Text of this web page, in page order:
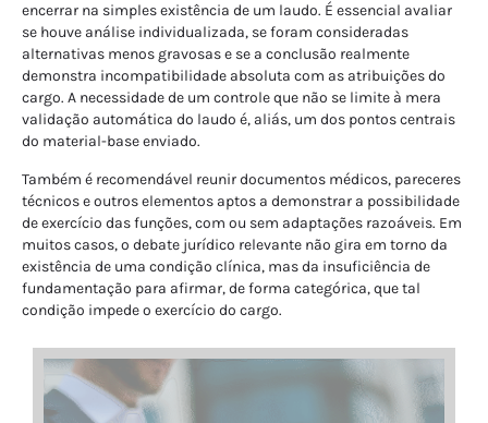
encerrar na simples existência de um laudo. É essencial avaliar
se houve análise individualizada, se foram consideradas
alternativas menos gravosas e se a conclusão realmente
demonstra incompatibilidade absoluta com as atribuições do
cargo. A necessidade de um controle que não se limite à mera
validação automática do laudo é, aliás, um dos pontos centrais
do material-base enviado.
Também é recomendável reunir documentos médicos, pareceres
técnicos e outros elementos aptos a demonstrar a possibilidade
de exercício das funções, com ou sem adaptações razoáveis. Em
muitos casos, o debate jurídico relevante não gira em torno da
existência de uma condição clínica, mas da insuficiência de
fundamentação para afirmar, de forma categórica, que tal
condição impede o exercício do cargo.